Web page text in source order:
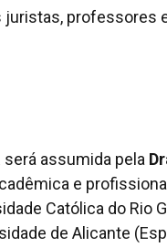
juristas, professores
será assumida pela
e
Católica do Rio
de Alicante